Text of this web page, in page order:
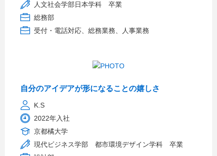
人文社会学部日本学科 卒業
総務部
受付・電話対応、総務業務、人事業務
自分のアイデアが形になることの嬉しさ
K.S
2022年入社
京都橘大学
現代ビジネス学部 都市環境デザイン学科 卒業